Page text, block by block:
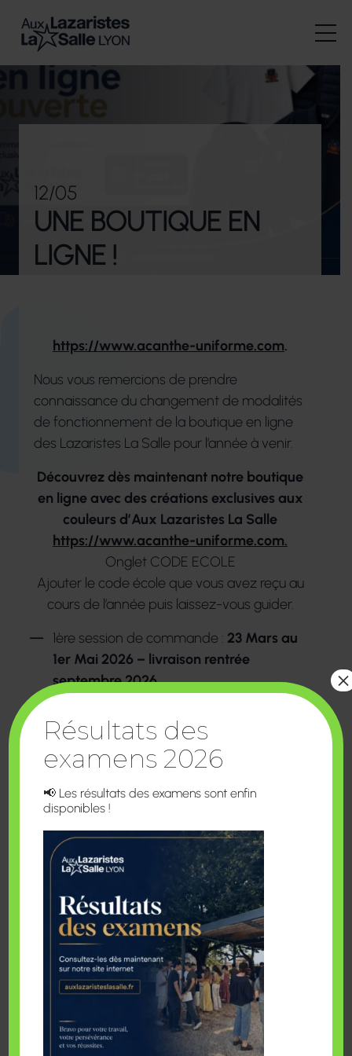
12/05
UNE BOUTIQUE EN
LIGNE !
https://www.acanthe-uniforme.com.
Nous vous remercions de prendre
connaissance du changement de modalités
de fonctionnement de la boutique en ligne
des Lazaristes La Salle pour l’année à venir.
Découvrez dès maintenant notre boutique
en ligne avec des créations exclusives aux
couleurs d’Aux Lazaristes La Salle
https://www.acanthe-uniforme.com.
Onglet CODE ECOLE
Ajouter le code école que vous avez reçu au
cours de l’année puis laissez-vous guider.
1ère session de commande : 23 Mars au
1er Mai 2026 – livraison rentrée
septembre 2026
au 15 Septembre 2026 – livraison fin
d’année 2026
Résultats des
examens 2026
📢 Les résultats des examens sont enfin
disponibles !
×